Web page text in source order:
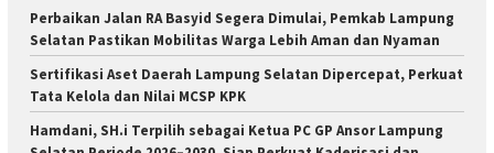
Perbaikan Jalan RA Basyid Segera Dimulai, Pemkab Lampung
Selatan Pastikan Mobilitas Warga Lebih Aman dan Nyaman
Sertifikasi Aset Daerah Lampung Selatan Dipercepat, Perkuat
Tata Kelola dan Nilai MCSP KPK
Hamdani, SH.i Terpilih sebagai Ketua PC GP Ansor Lampung